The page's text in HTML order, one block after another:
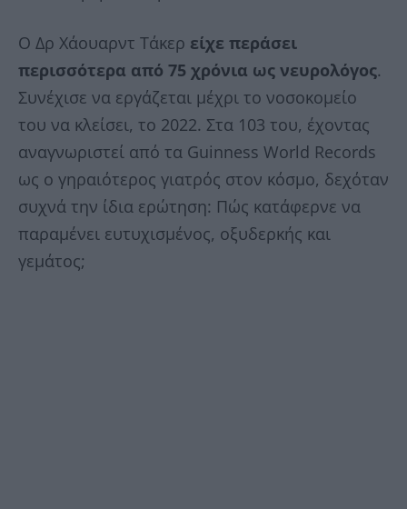
Ο Δρ Χάουαρντ Τάκερ είχε περάσει
περισσότερα από 75 χρόνια ως νευρολόγος.
Συνέχισε να εργάζεται μέχρι το νοσοκομείο
του να κλείσει, το 2022. Στα 103 του, έχοντας
αναγνωριστεί από τα Guinness World Records
ως ο γηραιότερος γιατρός στον κόσμο, δεχόταν
συχνά την ίδια ερώτηση: Πώς κατάφερνε να
παραμένει ευτυχισμένος, οξυδερκής και
γεμάτος;